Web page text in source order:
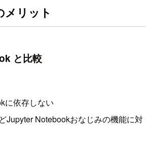
リット
と比較
に依存しない
Jupyter Notebookおなじみの機能に対